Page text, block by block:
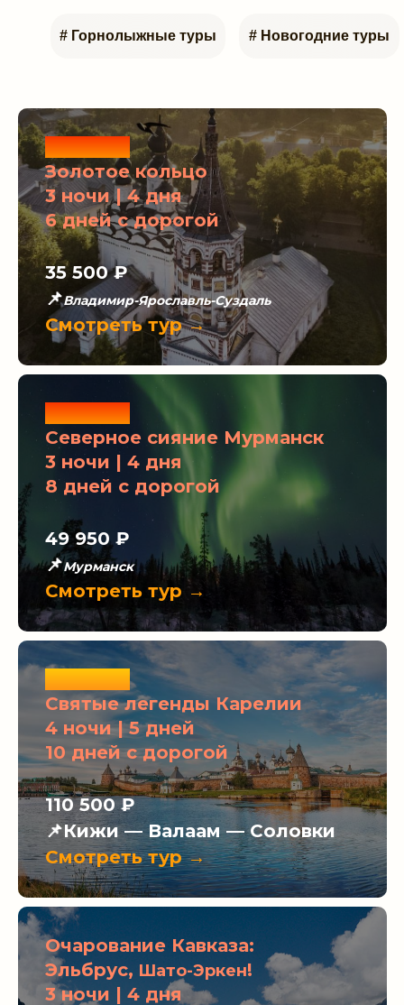
# Новогодние туры
# Горнолыжные туры
Новинка
Золотое кольцо
3 ночи | 4 дня
6 дней с дорогой
35 500 ₽
📌Владимир-Ярославль-Суздаль
Смотреть тур →
Новинка
Северное сияние Мурманск
3 ночи | 4 дня
8 дней с дорогой
49 950 ₽
📌Мурманск
Смотреть тур →
Новинка
Святые легенды Карелии
4 ночи | 5 дней
10 дней с дорогой
110 500 ₽
📌Кижи — Валаам — Соловки
Смотреть тур →
Очарование Кавказа:
Эльбрус, Шато-Эркен!
3 ночи | 4 дня